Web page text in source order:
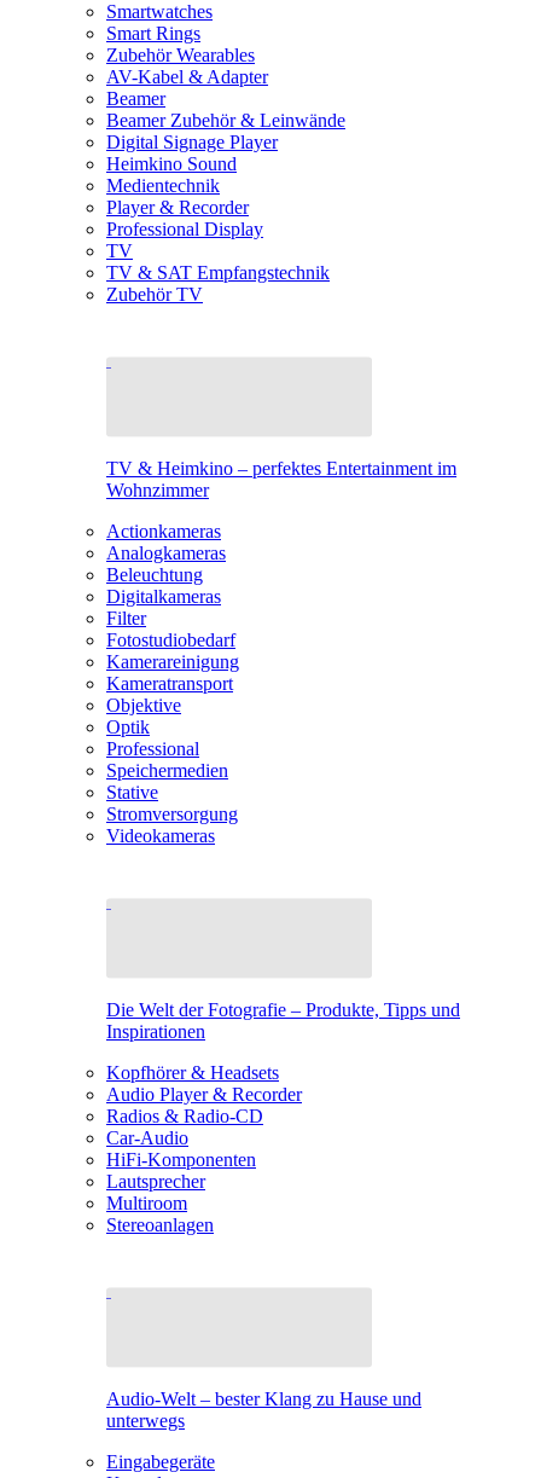
Smartwatches
Smart Rings
Zubehör Wearables
AV-Kabel & Adapter
Beamer
Beamer Zubehör & Leinwände
Digital Signage Player
Heimkino Sound
Medientechnik
Player & Recorder
Professional Display
TV
TV & SAT Empfangstechnik
Zubehör TV
TV & Heimkino – perfektes Entertainment im
Wohnzimmer
Actionkameras
Analogkameras
Beleuchtung
Digitalkameras
Filter
Fotostudiobedarf
Kamerareinigung
Kameratransport
Objektive
Optik
Professional
Speichermedien
Stative
Stromversorgung
Videokameras
Die Welt der Fotografie – Produkte, Tipps und
Inspirationen
Kopfhörer & Headsets
Audio Player & Recorder
Radios & Radio-CD
Car-Audio
HiFi-Komponenten
Lautsprecher
Multiroom
Stereoanlagen
Audio-Welt – bester Klang zu Hause und
unterwegs
Eingabegeräte